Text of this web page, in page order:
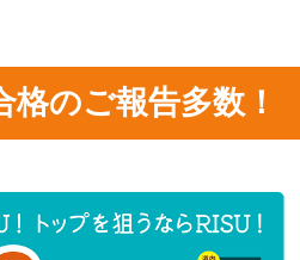
のご報告多数！